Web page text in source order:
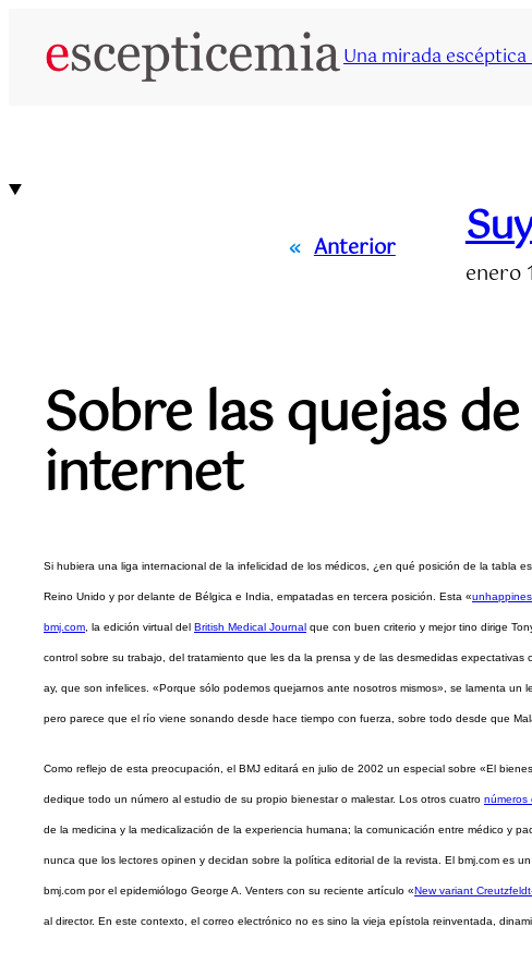
Una mirada
« Anterior
enero
Sobre las quejas
internet
Si hubiera una liga internacional de la infelicidad de los médicos, ¿en qué posición de la tabla
Reino Unido y por delante de Bélgica e India, empatadas en tercera posición. Esta «
bmj.com , la edición virtual del British Medical Journal que con buen criterio y mejor tino dirige
control sobre su trabajo, del tratamiento que les da la prensa y de las desmedidas
ay, que son infelices. «Porque sólo podemos quejarnos ante nosotros mismos», se lamenta
pero parece que el río viene sonando desde hace tiempo con fuerza, sobre todo desde que
Como reflejo de esta preocupación, el BMJ editará en julio de 2002 un especial sobre «El
dedique todo un número al estudio de su propio bienestar o malestar. Los otros cuatro números
de la medicina y la medicalización de la experiencia humana; la comunicación entre médico y
nunca que los lectores opinen y decidan sobre la política editorial de la revista. El bmj.com es
bmj.com por el epidemiólogo George A. Venters con su reciente artículo «New variant
al director. En este contexto, el correo electrónico no es sino la vieja epístola reinventada,